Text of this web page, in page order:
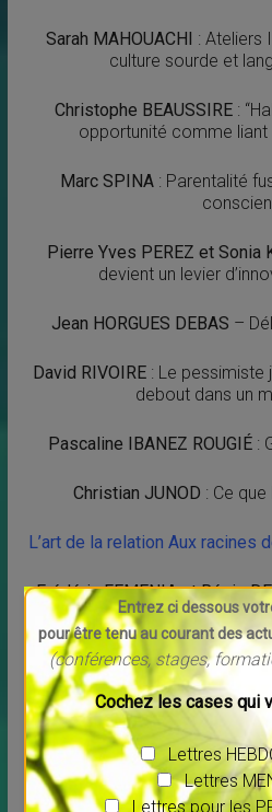
Sarah MAHOUACHI : Ateliers
culture sourde et
Christophe BEAUSSIRE :
opportunité comme
Marc SPINA : Parentalité
Pierre Yves PEREZ et Sonia
devient un levier
Jean HORGUES DEBAS –
David RIVOIRE : Le
debout dans un
Pascaline IBANEZ ROUGIÉ :
Christian JUNOD : Ce
L’art de la relation Aux racines
Frédéric FEMENIA et Régis
de l’intention et
Christphe GAUTHIER: Et si
commençait par
Boris SIRBEY:
Entrez ci dessous
pour être tenu au courant des
(conférences, stages,
Cochez les cases qui
Lettres
Lettres
Lettres pour les